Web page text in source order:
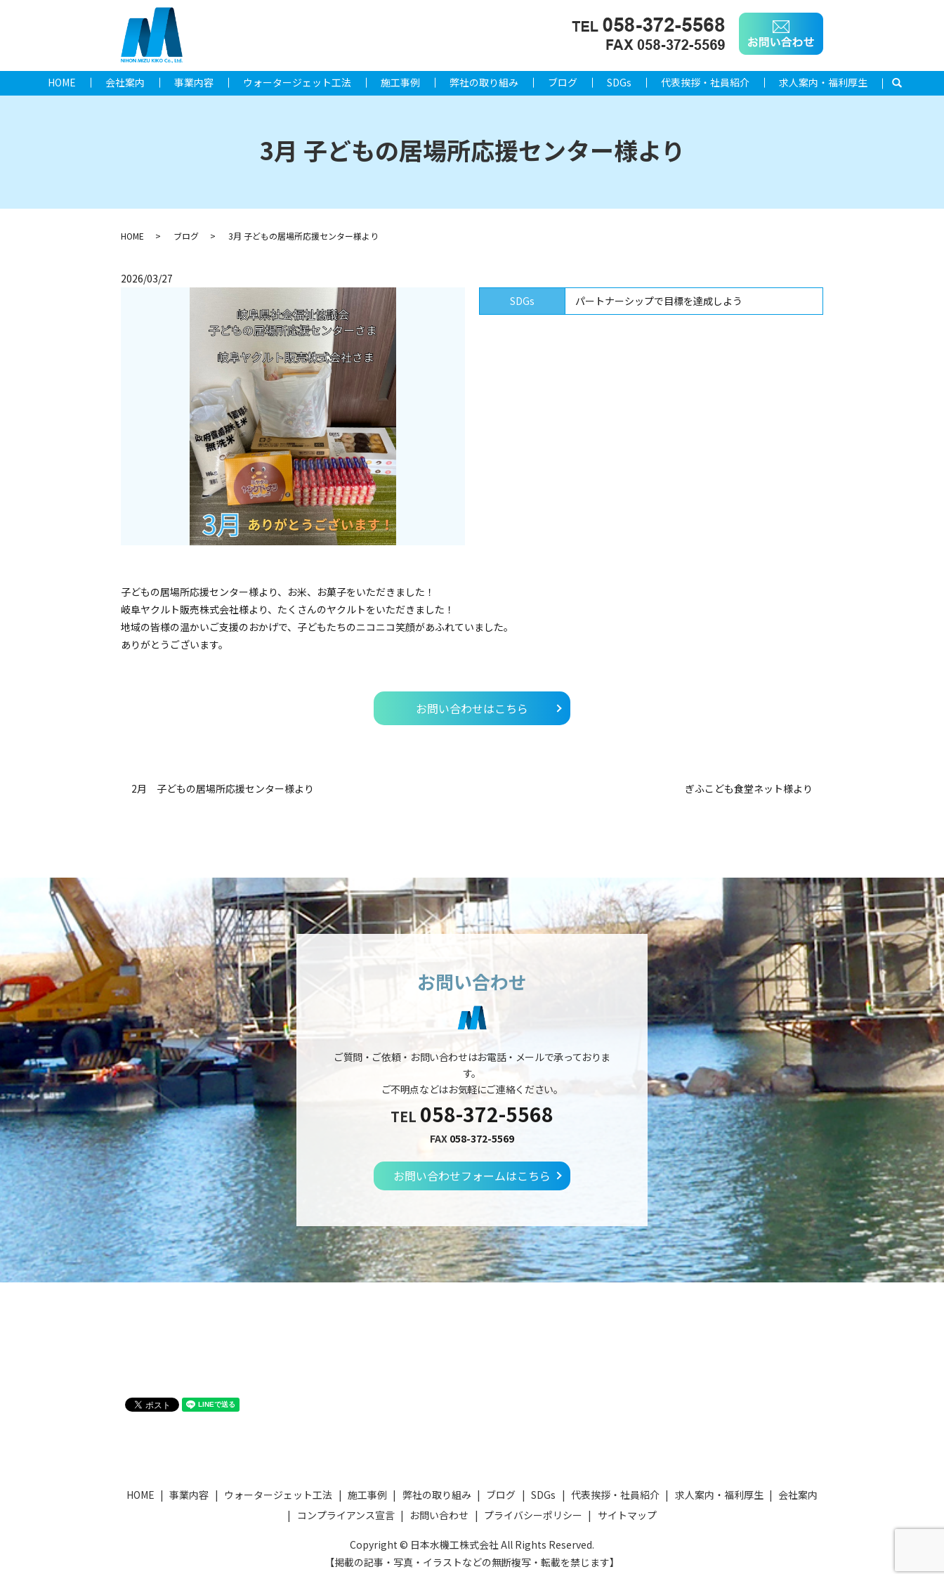
HOME 会社案内 事業内容 ウォータージェット工法 施工事例 弊社の取り組み ブログ SDGs 代表挨拶・社員紹介 求人案内・福利厚生 search
3月 子どもの居場所応援センター様より
HOME ブログ 3月 子どもの居場所応援センター様より
2026/03/27
SDGs
パートナーシップで目標を達成しよう
子どもの居場所応援センター様より、お米、お菓子をいただきました！
岐阜ヤクルト販売株式会社様より、たくさんのヤクルトをいただきました！
地域の皆様の温かいご支援のおかげで、子どもたちのニコニコ笑顔があふれていました。
ありがとうございます。
お問い合わせはこちら
2月 子どもの居場所応援センター様より ぎふこども食堂ネット様より
お問い合わせ
ご質問・ご依頼・お問い合わせはお電話・メールで承っておりま
す。
ご不明点などはお気軽にご連絡ください。
TEL 058-372-5568
FAX 058-372-5569
お問い合わせフォームはこちら
HOME 事業内容 ウォータージェット工法 施工事例 弊社の取り組み ブログ SDGs 代表挨拶・社員紹介 求人案内・福利厚生
会社案内
コンプライアンス宣言
お問い合わせ プライバシーポリシー サイトマップ
Copyright © 日本水機工株式会社 All Rights Reserved.
【掲載の記事・写真・イラストなどの無断複写・転載を禁じます】